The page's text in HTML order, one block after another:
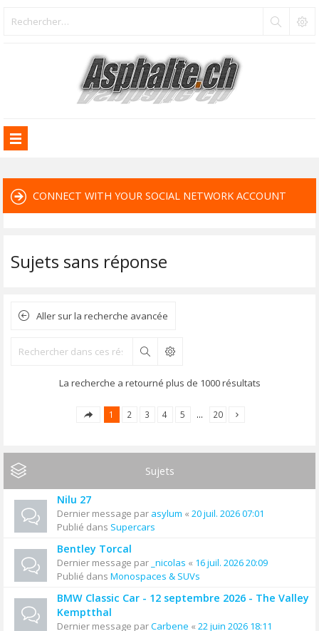
CONNECT WITH YOUR SOCIAL NETWORK ACCOUNT
Sujets sans réponse
Aller sur la recherche avancée
Rechercher
La recherche a retourné plus de 1000 résultats
1 2 3 4 5 … 20
Sujets
Nilu 27
Dernier message par asylum « 20 juil. 2026 07:01
Publié dans Supercars
Bentley Torcal
Dernier message par _nicolas « 16 juil. 2026 20:09
Publié dans Monospaces & SUVs
BMW Classic Car - 12 septembre 2026 - The Valley
Kemptthal
Dernier message parCarbene « 22 juin 2026 18:11